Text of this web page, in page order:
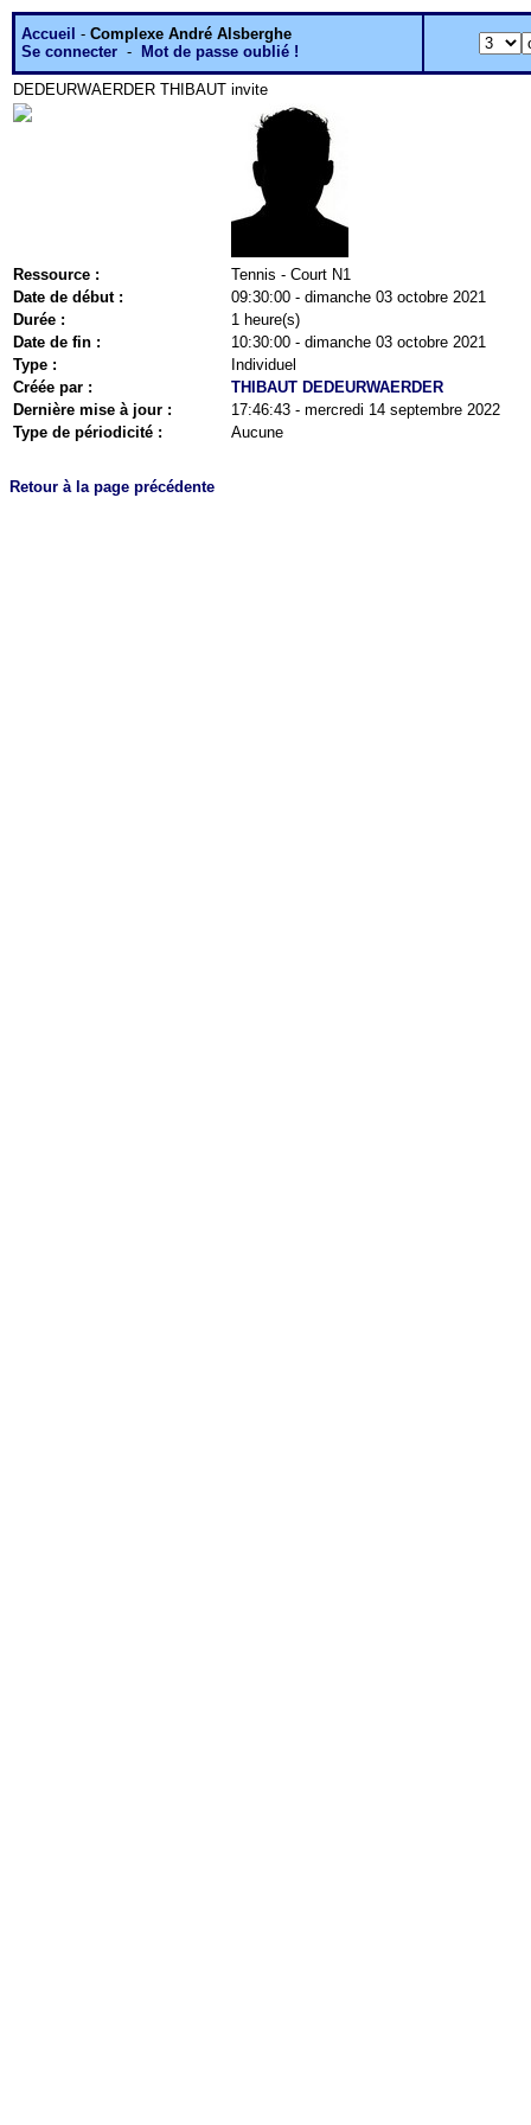
Accueil - Complexe André Alsberghe
Se connecter - Mot de passe oublié !
DEDEURWAERDER THIBAUT invite
Ressource :
Tennis - Court N1
Date de début :
09:30:00 - dimanche 03 octobre 2021
Durée :
1 heure(s)
Date de fin :
10:30:00 - dimanche 03 octobre 2021
Type :
Individuel
Créée par :
THIBAUT DEDEURWAERDER
Dernière mise à jour :
17:46:43 - mercredi 14 septembre 2022
Type de périodicité :
Aucune
Retour à la page précédente